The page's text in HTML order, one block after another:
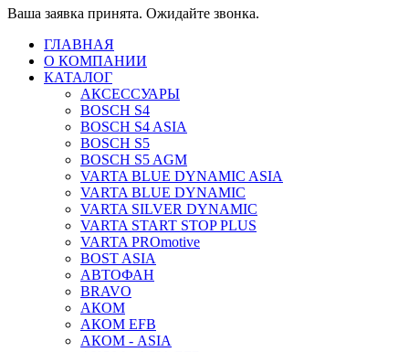
Ваша заявка принята. Ожидайте звонка.
ГЛАВНАЯ
О КОМПАНИИ
КАТАЛОГ
АКСЕССУАРЫ
BOSCH S4
BOSCH S4 ASIA
BOSCH S5
BOSCH S5 AGM
VARTA BLUE DYNAMIC ASIA
VARTA BLUE DYNAMIC
VARTA SILVER DYNAMIC
VARTA START STOP PLUS
VARTA PROmotive
BOST ASIA
АВТОФАН
BRAVO
АКОМ
АКОМ EFB
АКОМ - ASIA